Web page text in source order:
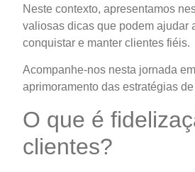
Neste contexto, apresentamos
valiosas dicas que podem ajudar
conquistar e manter clientes fiéis.
Acompanhe-nos nesta jornada
aprimoramento das estratégias
O que é
clientes?